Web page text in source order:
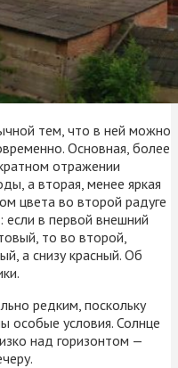
тем, что в ней можно
Основная, более
отражении
а вторая, менее яркая
цвета во второй радуге
в первой внешний
то во второй,
а снизу красный. Об
редким, поскольку
особые условия. Солнце
над горизонтом —